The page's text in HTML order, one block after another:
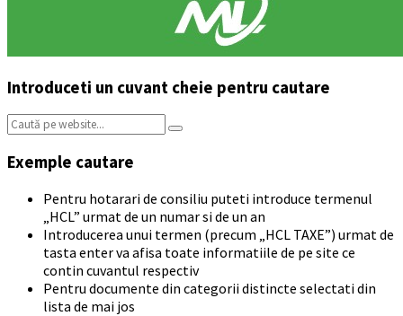
Introduceti un cuvant cheie pentru cautare
Search:
Exemple cautare
Pentru hotarari de consiliu puteti introduce termenul
„HCL” urmat de un numar si de un an
Introducerea unui termen (precum „HCL TAXE”) urmat de
tasta enter va afisa toate informatiile de pe site ce
contin cuvantul respectiv
Pentru documente din categorii distincte selectati din
lista de mai jos